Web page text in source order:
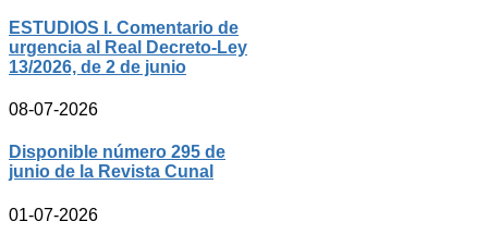
ESTUDIOS I. Comentario de
urgencia al Real Decreto-Ley
13/2026, de 2 de junio
08-07-2026
Disponible número 295 de
junio de la Revista Cunal
01-07-2026